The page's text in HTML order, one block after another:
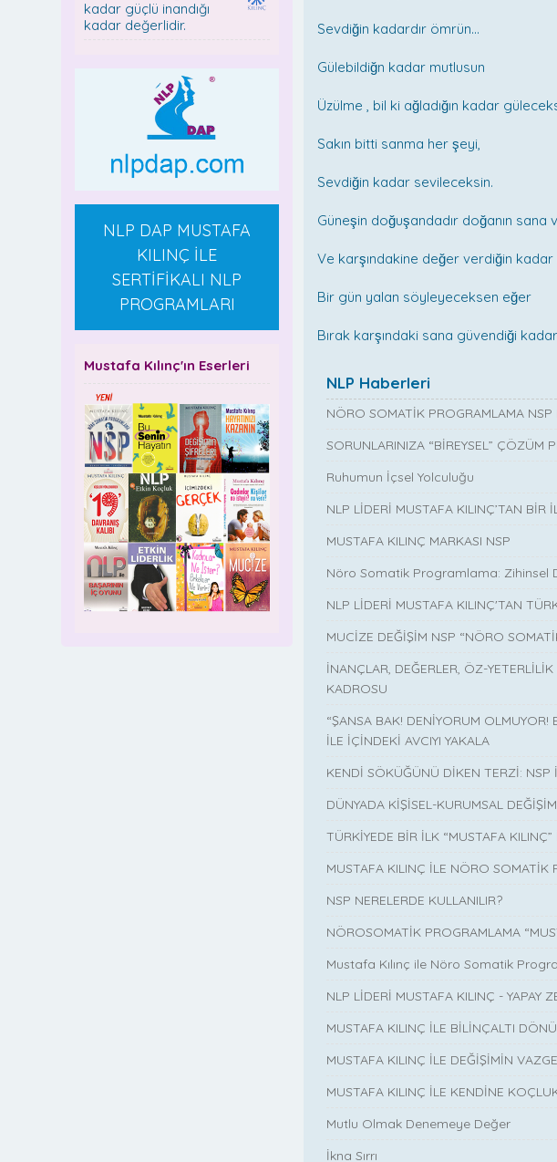
kadar güçlü inandığı
kadar değerlidir.
NLP DAP MUSTAFA
KILINÇ İLE
SERTİFİKALI NLP
PROGRAMLARI
Mustafa Kılınç'ın Eserleri
Sevdiğin kadardır ömrün...
Gülebildiğn kadar mutlusun
Üzülme , bil ki ağladığın kadar
Sakın bitti sanma her şeyi,
Sevdiğin kadar sevileceksin.
Güneşin doğuşandadır doğanın sana
Ve karşındakine değer verdiğin kadar
Bir gün yalan söyleyeceksen eğer
Bırak karşındaki sana güvendiği kadar
NLP Haberleri
NÖRO SOMATİK PROGRAMLAMA NSP
SORUNLARINIZA “BİREYSEL” ÇÖZÜM
Ruhumun İçsel Yolculuğu
NLP LİDERİ MUSTAFA KILINÇ’TAN
MUSTAFA KILINÇ MARKASI NSP
Nöro Somatik Programlama: Zihinsel
NLP LİDERİ MUSTAFA KILINÇ'TAN
MUCİZE DEĞİŞİM NSP “NÖRO
İNANÇLAR, DEĞERLER, ÖZ-
KADROSU
“ŞANSA BAK! DENİYORUM OLMUYOR!
İLE İÇİNDEKİ AVCIYI YAKALA
KENDİ SÖKÜĞÜNÜ DİKEN TERZİ: NSP
DÜNYADA KİŞİSEL-KURUMSAL
TÜRKİYEDE BİR İLK “MUSTAFA
MUSTAFA KILINÇ İLE NÖRO SOMATİK
NSP NERELERDE KULLANILIR?
NÖROSOMATİK PROGRAMLAMA
Mustafa Kılınç ile Nöro Somatik
NLP LİDERİ MUSTAFA KILINÇ - YAPAY
MUSTAFA KILINÇ İLE BİLİNÇALTI
MUSTAFA KILINÇ İLE DEĞİŞİMİN
MUSTAFA KILINÇ İLE KENDİNE
Mutlu Olmak Denemeye Değer
İkna Sırrı